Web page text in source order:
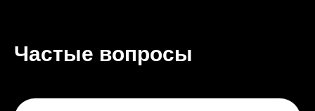
Частые вопросы